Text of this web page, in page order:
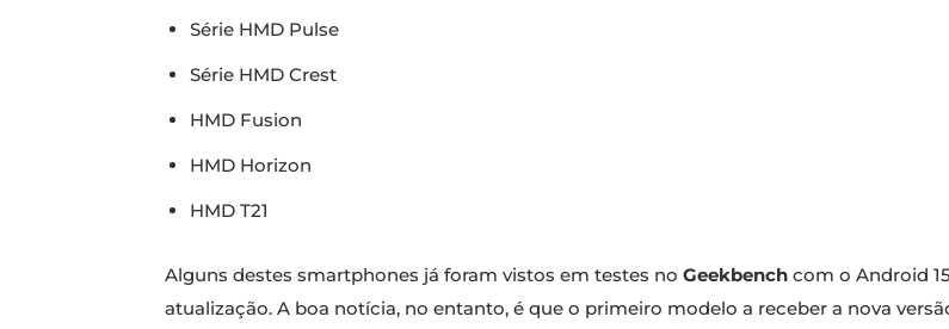
Série HMD Pulse
Série HMD Crest
HMD Fusion
HMD Horizon
HMD T21
Alguns destes smartphones já foram vistos em testes no Geekbench com o Android
atualização. A boa notícia, no entanto, é que o primeiro modelo a receber a nova